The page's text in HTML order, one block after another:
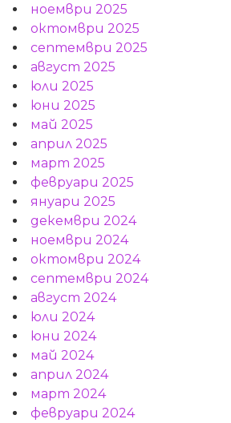
ноември 2025
октомври 2025
септември 2025
август 2025
юли 2025
юни 2025
май 2025
април 2025
март 2025
февруари 2025
януари 2025
декември 2024
ноември 2024
октомври 2024
септември 2024
август 2024
юли 2024
юни 2024
май 2024
април 2024
март 2024
февруари 2024